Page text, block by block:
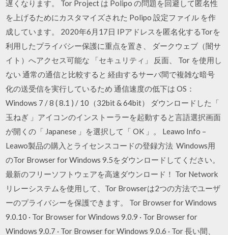
遅くなります。 Tor Project は Polipo の問題を回避して匿名性
を上げるためにカスタマイズされた Polipo 設定ファイル を作
成しています。 2020年6月17日 IPアドレスを匿名化するTorを
利用したプライバシー保護に重点を置き、 ダークウェブ（闇サ
イト）へアクセス可能な 「セキュリティ」 反面、 Tor を使用し
ない 通常の通信と比較すると 経由するサーバ間で複雑な暗号
化の送受信を実行しているため 通信速度の低下は OS：
Windows 7 / 8 ( 8.1 ) / 10（32bit & 64bit） ダウンロードした「
玉ねぎ 」アイコンのインストーラーを起動すると言語選択画面
が開くの「 Japanese 」を選択して「 OK 」。 Leawo Info –
Leawo製品の購入とライセンスコードの登録方法 Windows用
のTor Browser for Windows 9.5をダウンロードしてください。
最新のフリーソフトウェアを高速ダウンロード！ Tor Network
リレーシステムを使用して、Tor Browserは2つの方法でユーザ
ーのプライバシーを保護できます。 Tor Browser for Windows
9.0.10 · Tor Browser for Windows 9.0.9 · Tor Browser for
Windows 9.0.7 · Tor Browser for Windows 9.0.6 · Tor 長い間、